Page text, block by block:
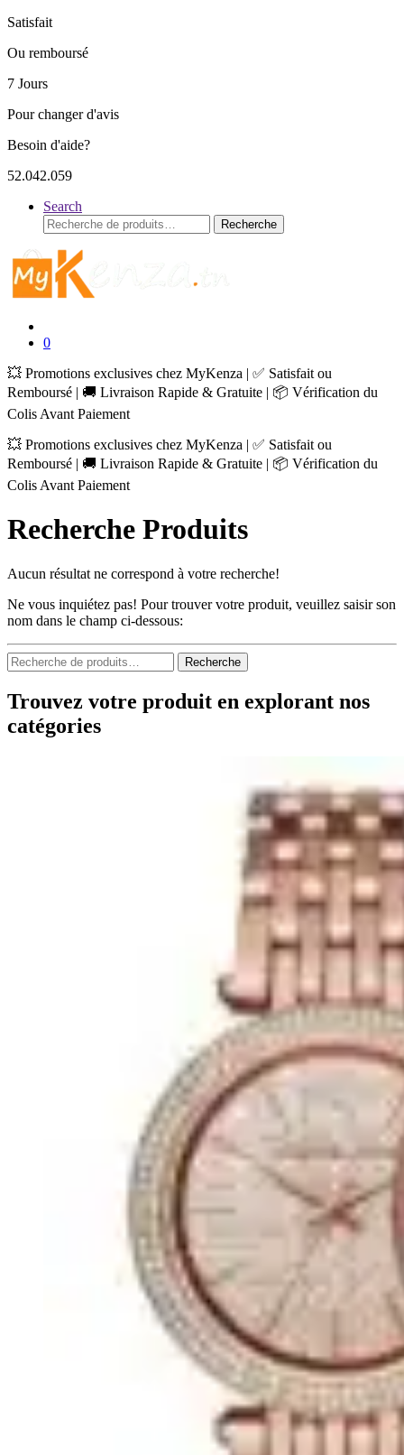
Satisfait
Ou remboursé
7 Jours
Pour changer d'avis
Besoin d'aide?
52.042.059
Search
Recherche
pour :
Recherche
0
💥 Promotions exclusives chez MyKenza | ✅ Satisfait ou
Remboursé | 🚚 Livraison Rapide & Gratuite | 📦 Vérification du
Colis Avant Paiement
💥 Promotions exclusives chez MyKenza | ✅ Satisfait ou
Remboursé | 🚚 Livraison Rapide & Gratuite | 📦 Vérification du
Colis Avant Paiement
Recherche Produits
Aucun résultat ne correspond à votre recherche!
Ne vous inquiétez pas! Pour trouver votre produit, veuillez saisir son
nom dans le champ ci-dessous:
Recherche
pour :
Recherche
Trouvez votre produit en explorant nos
catégories